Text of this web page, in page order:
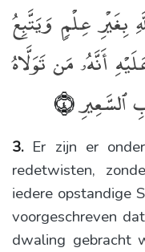
3. Er zijn er
redetwisten,
iedere opstandige
voorgeschreven
dwaling gebracht
بِغَيْرِ عِلْمٍۢ وَيَتَّبِعُ
أَنَّهُۥ مَن تَوَلَّاهُ
ٱلسَّعِيرِ﴿٤﴾